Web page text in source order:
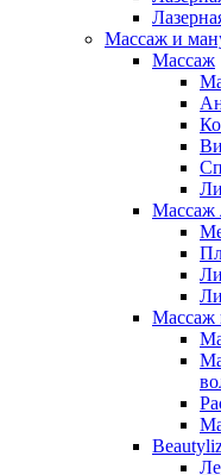
Массаж и
Массаж
Массаж
Массаж